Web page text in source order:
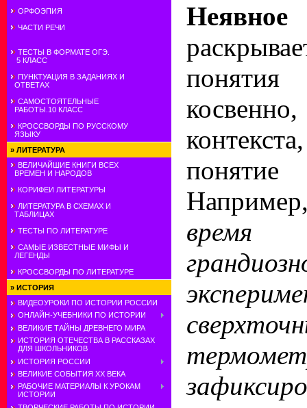
ОРФОЭПИЯ
ЧАСТИ РЕЧИ
ТЕСТЫ В ФОРМАТЕ ОГЭ.
5 КЛАСС
ПУНКТУАЦИЯ В ЗАДАНИЯХ И
ОТВЕТАХ
САМОСТОЯТЕЛЬНЫЕ
РАБОТЫ.10 КЛАСС
КРОССВОРДЫ ПО РУССКОМУ
ЯЗЫКУ
» ЛИТЕРАТУРА
ВЕЛИЧАЙШИЕ КНИГИ ВСЕХ
ВРЕМЕН И НАРОДОВ
КОРИФЕИ ЛИТЕРАТУРЫ
ЛИТЕРАТУРА В СХЕМАХ И
ТАБЛИЦАХ
ТЕСТЫ ПО ЛИТЕРАТУРЕ
САМЫЕ ИЗВЕСТНЫЕ МИФЫ И
ЛЕГЕНДЫ
КРОССВОРДЫ ПО ЛИТЕРАТУРЕ
» ИСТОРИЯ
ВИДЕОУРОКИ ПО ИСТОРИИ РОССИИ
ОНЛАЙН-УЧЕБНИКИ ПО ИСТОРИИ
ВЕЛИКИЕ ТАЙНЫ ДРЕВНЕГО МИРА
ИСТОРИЯ ОТЕЧЕСТВА В РАССКАЗАХ
ДЛЯ ШКОЛЬНИКОВ
ИСТОРИЯ РОССИИ
ВЕЛИКИЕ СОБЫТИЯ ХХ ВЕКА
РАБОЧИЕ МАТЕРИАЛЫ К УРОКАМ
ИСТОРИИ
понятие